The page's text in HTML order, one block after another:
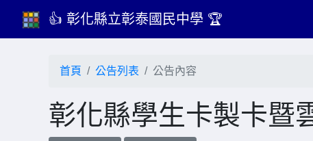
👍 彰化縣立彰泰國民中學 🏆
首頁 公告列表 公告內容
彰化縣學生卡製卡暨